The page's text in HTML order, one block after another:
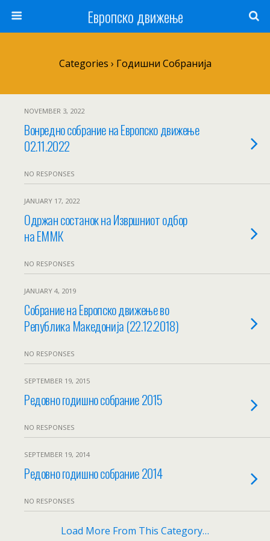
Европско движење
Categories › Годишни Собранија
NOVEMBER 3, 2022
Вонредно собрание на Европско движење
02.11.2022
NO RESPONSES
JANUARY 17, 2022
Одржан состанок на Извршниот одбор
на ЕММК
NO RESPONSES
JANUARY 4, 2019
Собрание на Европско движење во
Република Македонија (22.12.2018)
NO RESPONSES
SEPTEMBER 19, 2015
Редовно годишно собрание 2015
NO RESPONSES
SEPTEMBER 19, 2014
Редовно годишно собрание 2014
NO RESPONSES
Load More From This Category…